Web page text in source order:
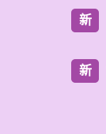
新
新